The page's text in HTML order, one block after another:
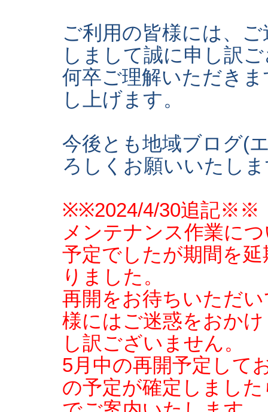
ご利用の皆様には、
しまして誠に申し訳
何卒ご理解いただき
し上げます。
今後とも地域ブログ(
ろしくお願いいたし
※※2024/4/30追記※※
メンテナンス作業に
予定でしたが期間を
りました。
再開をお待ちいただ
様にはご迷惑をおか
し訳ございません。
5月中の再開予定して
の予定が確定しまし